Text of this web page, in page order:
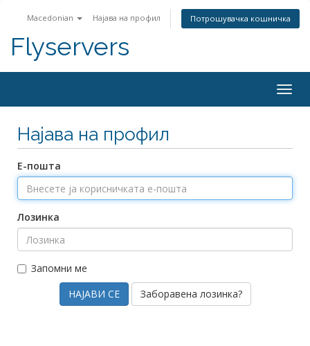
Macedonian Најава на профил Потрошувачка кошничка
Flyservers
Најава на профил
Е-пошта
Лозинка
Запомни ме
Заборавена лозинка?